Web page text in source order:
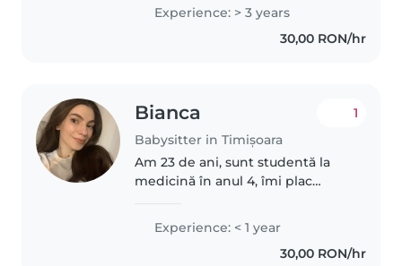
puericultori, unde am dobândit
atât cunoștințe teoretice, cât și..
Experience: > 3 years
30,00 RON/hr
Bianca
Babysitter in Timișoara
1
Am 23 de ani, sunt studentă la
medicină în anul 4, îmi plac
meu de la vârsta de câteva luni
când mama era la muncă, sunt o
persoana empatică, răbdătoare,..
Experience: < 1 year
30,00 RON/hr